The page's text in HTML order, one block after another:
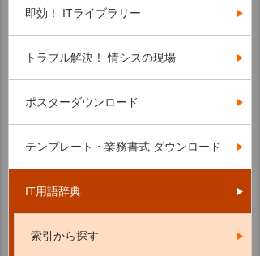
即効！ ITライブラリー
トラブル解決！ 情シスの現場
ポスターダウンロード
テンプレート・業務書式 ダウンロード
IT用語辞典
索引から探す